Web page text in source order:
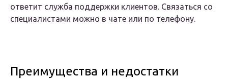
ответит служба поддержки клиентов. Связаться со
специалистами можно в чате или по телефону.
Преимущества и недостатки